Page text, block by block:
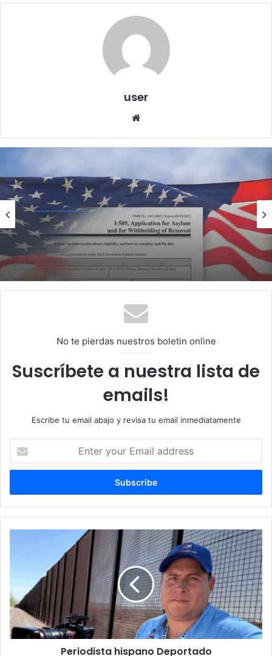
user
Inmigracion
julio 27, 2026
Cambios importantes para solicitantes
de Asilo
No te pierdas nuestros boletin online
Suscríbete a nuestra lista de
emails!
Escribe tu email abajo y revisa tu email inmediatamente
your
Email
Periodista hispano Deportado